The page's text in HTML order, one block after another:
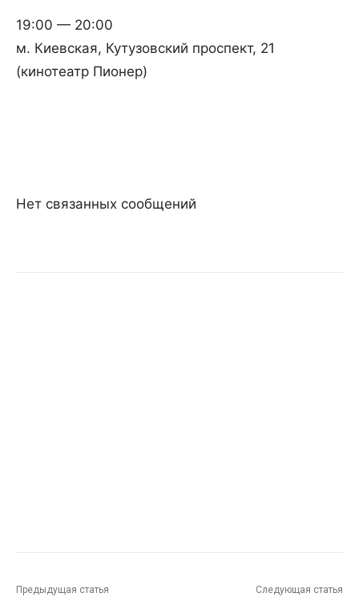
19:00 — 20:00
м. Киевская, Кутузовский проспект, 21
(кинотеатр Пионер)
Нет связанных сообщений
Предыдущая статья Следующая статья